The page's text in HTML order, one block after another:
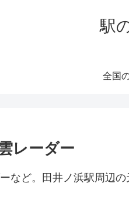
駅
全国
レーダー
など。田井ノ浜駅周辺の